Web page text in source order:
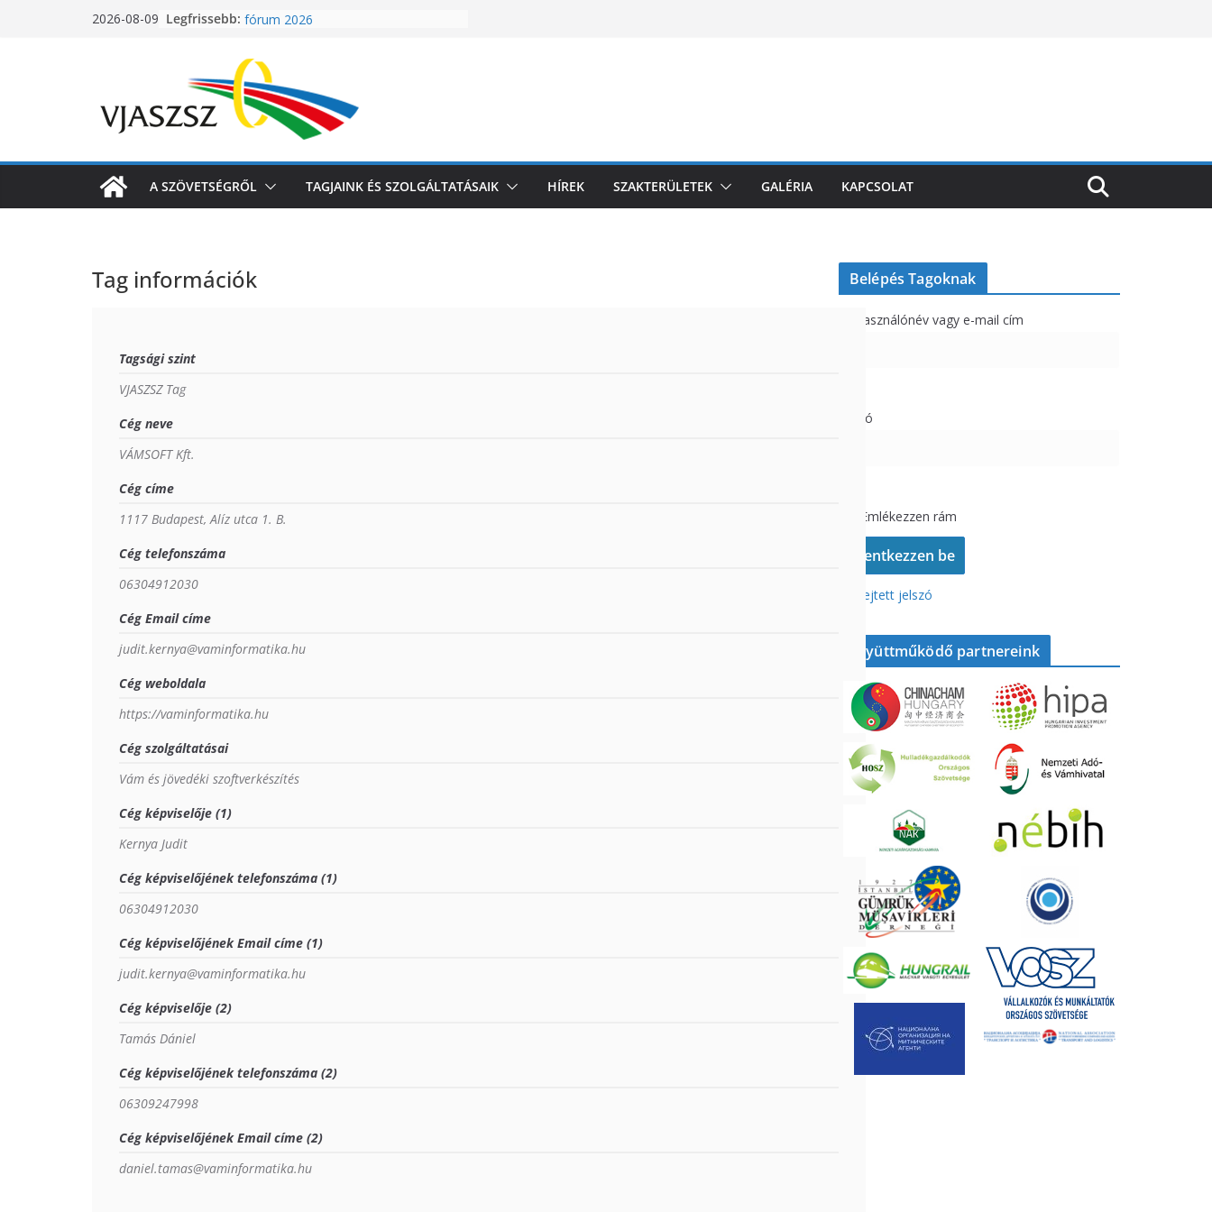
2026-08-09 Legfrissebb:
fórum 2026
LEF-Egyetlen közös szakmai
platform
PPWR rendelet 2026: új csomagolási
megfelelési kötelezettségek az EU-
A SZÖVETSÉGRŐL
TAGJAINK ÉS SZOLGÁLTATÁSAIK HÍREK SZAKTERÜLETEK GALÉRIA KAPCSOLAT
Tag információk
Tagsági szint
VJASZSZ Tag
Cég neve
VÁMSOFT Kft.
Cég címe
1117 Budapest, Alíz utca 1. B.
Cég telefonszáma
06304912030
Cég Email címe
judit.kernya@vaminformatika.hu
Cég weboldala
https://vaminformatika.hu
Cég szolgáltatásai
Vám és jövedéki szoftverkészítés
Cég képviselője (1)
Kernya Judit
Cég képviselőjének telefonszáma (1)
06304912030
Cég képviselőjének Email címe (1)
judit.kernya@vaminformatika.hu
Cég képviselője (2)
Tamás Dániel
Cég képviselőjének telefonszáma (2)
06309247998
Cég képviselőjének Email címe (2)
daniel.tamas@vaminformatika.hu
Belépés Tagoknak
Felhasználónév vagy e-mail cím
Jelszó
Emlékezzen rám
Elfelejtett jelszó
Együttműködő partnereink